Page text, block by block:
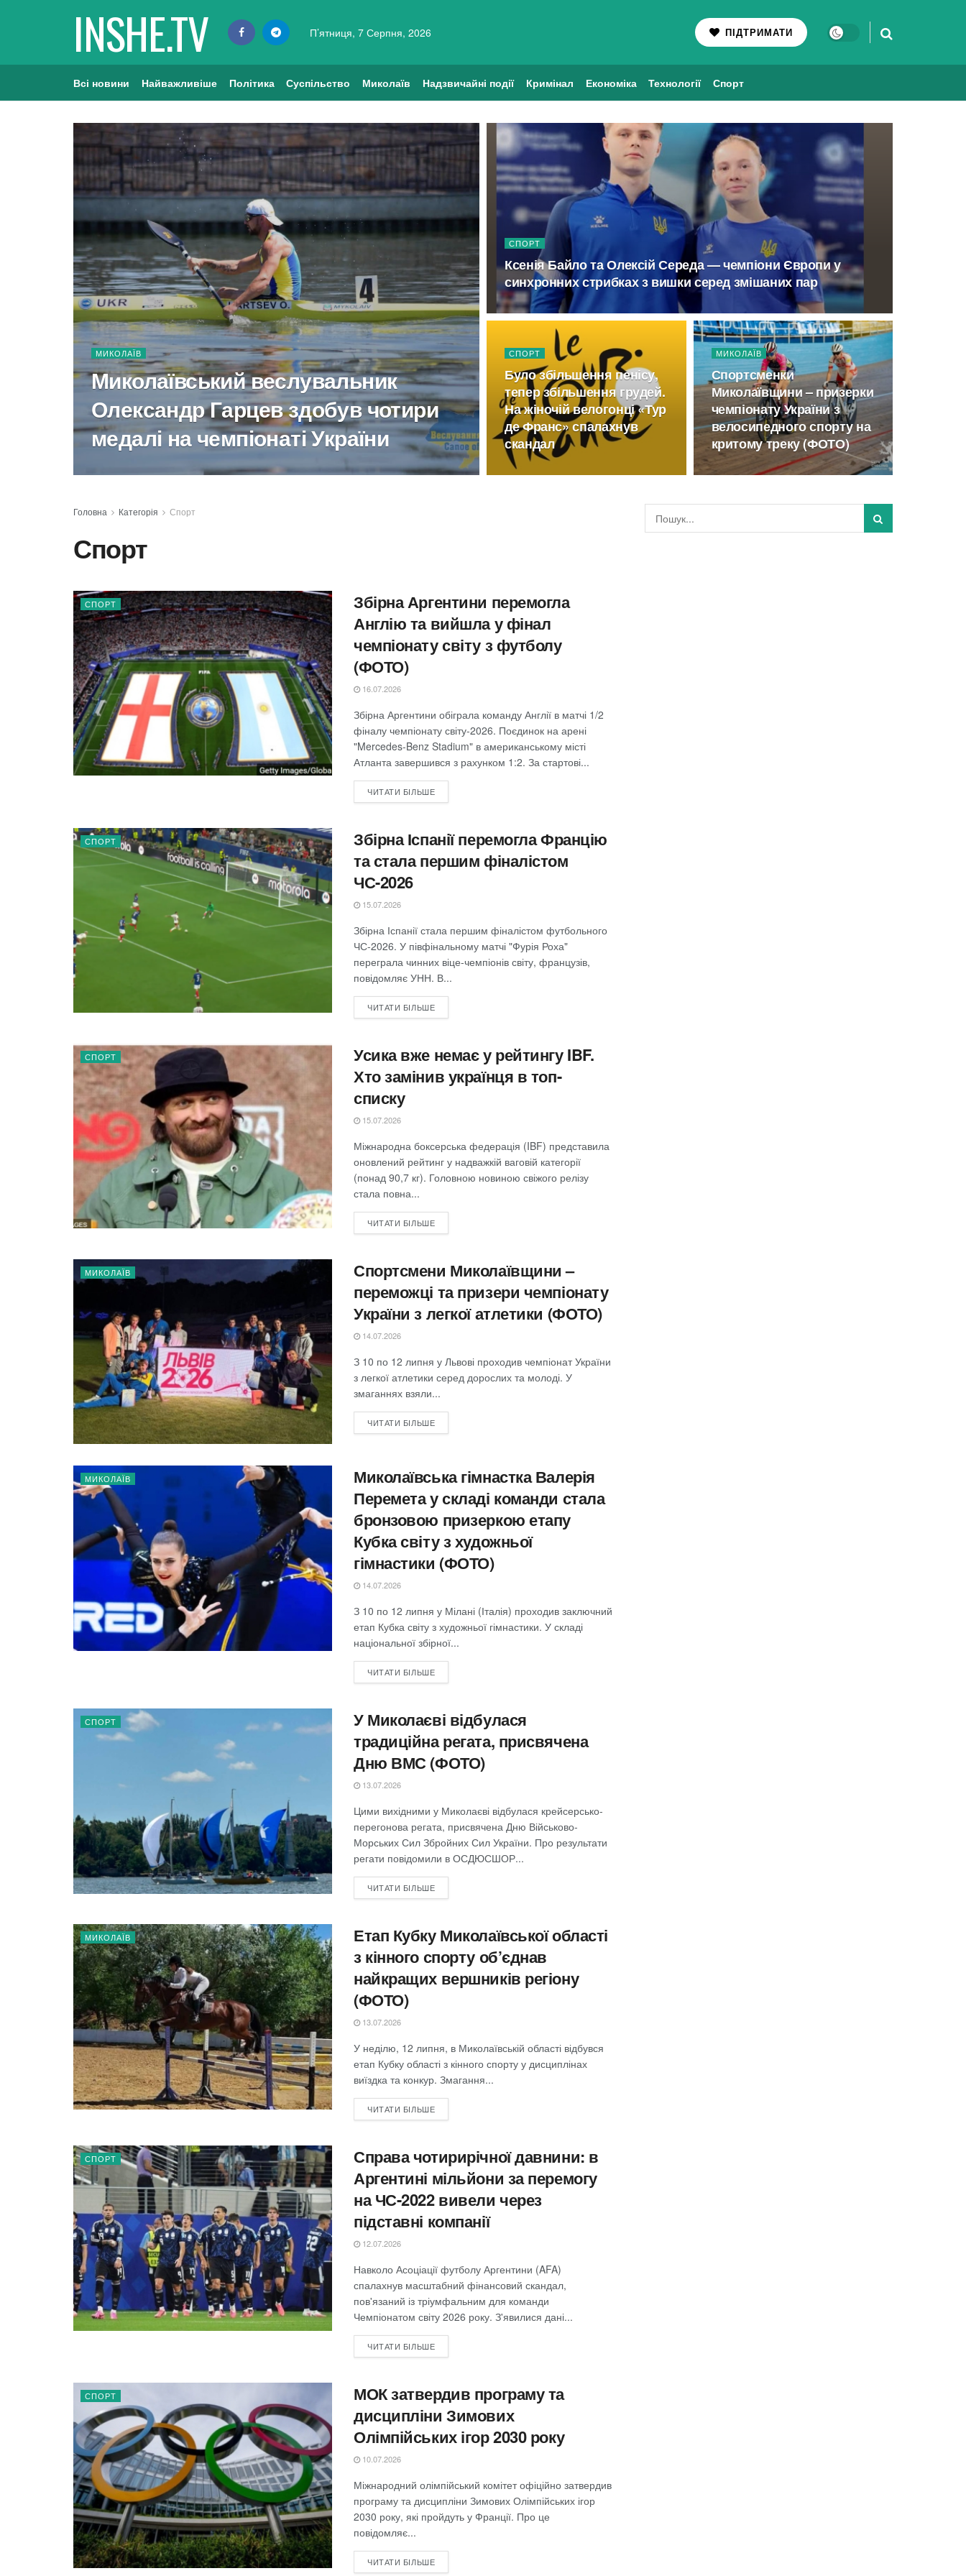
INSHE.TV П’ятниця, 7 Серпня, 2026 ПІДТРИМАТИ
Всі новини Найважливіше Політика Суспільство Миколаїв Надзвичайні події Кримінал Економіка Технології Спорт
МИКОЛАЇВ
Миколаївський веслувальник
Олександр Гарцев здобув чотири
медалі на чемпіонаті України
СПОРТ
Ксенія Байло та Олексій Середа — чемпіони Європи у
синхронних стрибках з вишки серед змішаних пар
СПОРТ
Було збільшення пенісу,
тепер збільшення грудей.
На жіночій велогонці «Тур
де Франс» спалахнув
скандал
МИКОЛАЇВ
Спортсменки
Миколаївщини – призерки
чемпіонату України з
велосипедного спорту на
критому треку (ФОТО)
Головна Категорія Спорт
Спорт
СПОРТ
Збірна Аргентини перемогла
Англію та вийшла у фінал
чемпіонату світу з футболу
(ФОТО)
16.07.2026
Збірна Аргентини обіграла команду Англії в матчі 1/2
фіналу чемпіонату світу-2026. Поєдинок на арені
"Mercedes-Benz Stadium" в американському місті
Атланта завершився з рахунком 1:2. За стартові...
ЧИТАТИ БІЛЬШЕ
СПОРТ
Збірна Іспанії перемогла Францію
та стала першим фіналістом
ЧС-2026
15.07.2026
Збірна Іспанії стала першим фіналістом футбольного
ЧС-2026. У півфінальному матчі "Фурія Роха"
переграла чинних віце-чемпіонів світу, французів,
повідомляє УНН. В...
ЧИТАТИ БІЛЬШЕ
СПОРТ
Усика вже немає у рейтингу IBF.
Хто замінив українця в топ-
списку
15.07.2026
Міжнародна боксерська федерація (IBF) представила
оновлений рейтинг у надважкій ваговій категорії
(понад 90,7 кг). Головною новиною свіжого релізу
стала повна...
ЧИТАТИ БІЛЬШЕ
МИКОЛАЇВ
Спортсмени Миколаївщини –
переможці та призери чемпіонату
України з легкої атлетики (ФОТО)
14.07.2026
З 10 по 12 липня у Львові проходив чемпіонат України
з легкої атлетики серед дорослих та молоді. У
змаганнях взяли...
ЧИТАТИ БІЛЬШЕ
МИКОЛАЇВ
Миколаївська гімнастка Валерія
Перемета у складі команди стала
бронзовою призеркою етапу
Кубка світу з художньої
гімнастики (ФОТО)
14.07.2026
З 10 по 12 липня у Мілані (Італія) проходив заключний
етап Кубка світу з художньої гімнастики. У складі
національної збірної...
ЧИТАТИ БІЛЬШЕ
СПОРТ
У Миколаєві відбулася
традиційна регата, присвячена
Дню ВМС (ФОТО)
13.07.2026
Цими вихідними у Миколаєві відбулася крейсерсько-
перегонова регата, присвячена Дню Військово-
Морських Сил Збройних Сил України. Про результати
регати повідомили в ОСДЮСШОР...
ЧИТАТИ БІЛЬШЕ
МИКОЛАЇВ
Етап Кубку Миколаївської області
з кінного спорту об’єднав
найкращих вершників регіону
(ФОТО)
13.07.2026
У неділю, 12 липня, в Миколаївській області відбувся
етап Кубку області з кінного спорту у дисциплінах
виїздка та конкур. Змагання...
ЧИТАТИ БІЛЬШЕ
СПОРТ
Справа чотирирічної давнини: в
Аргентині мільйони за перемогу
на ЧС-2022 вивели через
підставні компанії
12.07.2026
Навколо Асоціації футболу Аргентини (AFA)
спалахнув масштабний фінансовий скандал,
пов'язаний із тріумфальним для команди
Чемпіонатом світу 2026 року. З'явилися дані...
ЧИТАТИ БІЛЬШЕ
СПОРТ
МОК затвердив програму та
дисципліни Зимових
Олімпійських ігор 2030 року
10.07.2026
Міжнародний олімпійський комітет офіційно затвердив
програму та дисципліни Зимових Олімпійських ігор
2030 року, які пройдуть у Франції. Про це
повідомляє...
ЧИТАТИ БІЛЬШЕ